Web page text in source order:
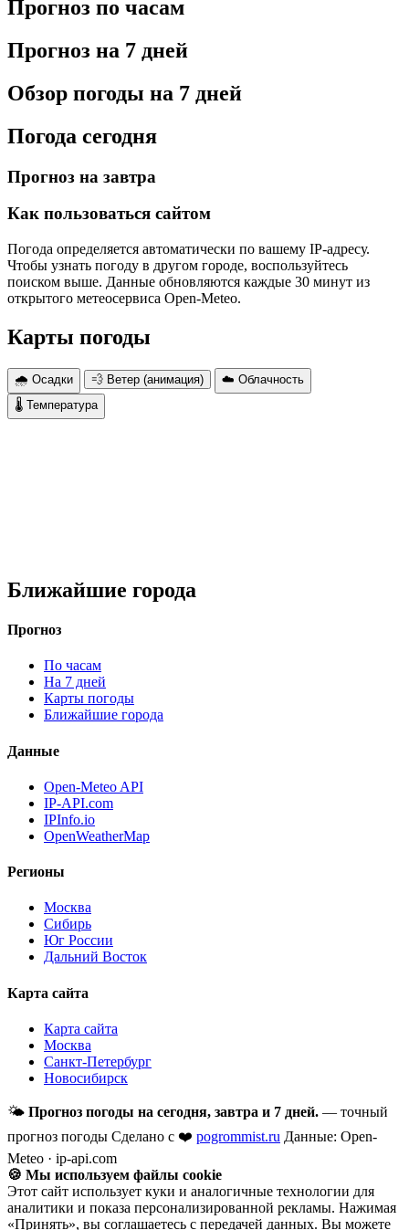
Прогноз по часам
Прогноз на 7 дней
Обзор погоды на 7 дней
Погода сегодня
Прогноз на завтра
Как пользоваться сайтом
Погода определяется автоматически по вашему IP-адресу.
Чтобы узнать погоду в другом городе, воспользуйтесь
поиском выше. Данные обновляются каждые 30 минут из
открытого метеосервиса Open-Meteo.
Карты погоды
🌧 Осадки 💨 Ветер (анимация)
☁️ Облачность
🌡 Температура
Ближайшие города
Прогноз
По часам
На 7 дней
Карты погоды
Ближайшие города
Данные
Open-Meteo API
IP-API.com
IPInfo.io
OpenWeatherMap
Регионы
Москва
Сибирь
Юг России
Дальний Восток
Карта сайта
Карта сайта
Москва
Санкт-Петербург
Новосибирск
🌤 Прогноз погоды на сегодня, завтра и 7 дней. — точный
прогноз погоды Сделано с ❤️ pogrommist.ru Данные: Open-
Meteo · ip-api.com
🍪 Мы используем файлы cookie
Этот сайт использует куки и аналогичные технологии для
аналитики и показа персонализированной рекламы. Нажимая
«Принять», вы соглашаетесь с передачей данных. Вы можете